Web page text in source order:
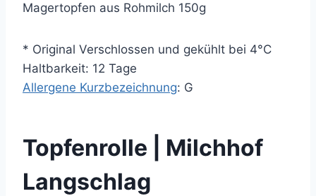
Magertopfen aus Rohmilch 150g
* Original Verschlossen und gekühlt bei 4°C
Haltbarkeit: 12 Tage
Allergene Kurzbezeichnung: G
Topfenrolle | Milchhof
Langschlag